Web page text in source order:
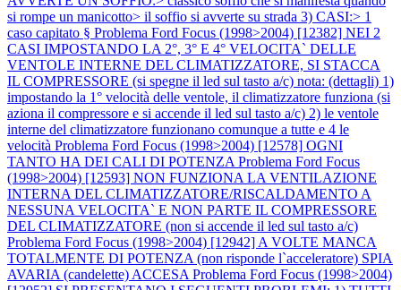
si rompe un manicotto> il soffio si avverte su strada 3) CASI:> 1
caso capitato § Problema Ford Focus (1998>2004) [12382] NEI 2
CASI IMPOSTANDO LA 2°, 3° E 4° VELOCITA` DELLE
VENTOLE INTERNE DEL CLIMATIZZATORE, SI STACCA
IL COMPRESSORE (si spegne il led sul tasto a/c) nota: (dettagli) 1)
impostando la 1° velocità delle ventole, il climatizzatore funziona (si
aziona il compressore e si accende il led sul tasto a/c) 2) le ventole
interne del climatizzatore funzionano comunque a tutte e 4 le
velocità Problema Ford Focus (1998>2004) [12578] OGNI
TANTO HA DEI CALI DI POTENZA Problema Ford Focus
(1998>2004) [12593] NON FUNZIONA LA VENTILAZIONE
INTERNA DEL CLIMATIZZATORE/RISCALDAMENTO A
NESSUNA VELOCITA` E NON PARTE IL COMPRESSORE
DEL CLIMATIZZATORE (non si accende il led sul tasto a/c)
Problema Ford Focus (1998>2004) [12942] A VOLTE MANCA
TOTALMENTE DI POTENZA (non risponde l`acceleratore) SPIA
AVARIA (candelette) ACCESA Problema Ford Focus (1998>2004)